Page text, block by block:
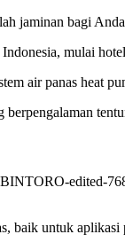
jaminan bagi
mulai
air panas heat
baik untuk